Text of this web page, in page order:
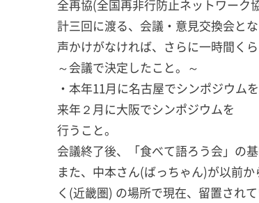
全再協(全国再非行防止ネットワーク
計三回に渡る、会議・意見交換会と
声かけがなければ、さらに一時間く
～会議で決定したこと。～
・本年11月に名古屋でシンポジウム
来年２月に大阪でシンポジウムを
行うこと。
会議終了後、「食べて語ろう会」の
また、中本さん(ばっちゃん)が以前
く(近畿圏) の場所で現在、留置され